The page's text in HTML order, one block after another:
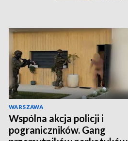
WARSZAWA
Wspólna akcja policji i
pograniczników. Gang